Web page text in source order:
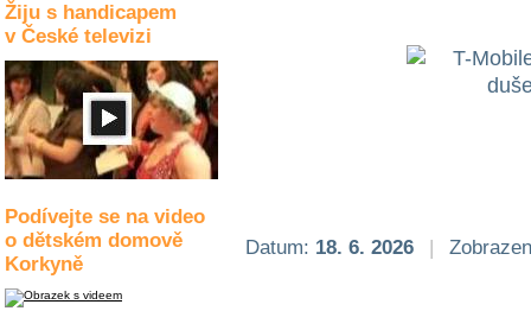
Žiju s handicapem
v České televizi
Podívejte se na video
o dětském domově
Korkyně
Datum: 18. 6. 2026 |